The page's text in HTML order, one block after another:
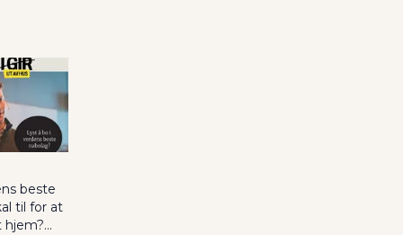
til et innlegg.
beste
til for at
hjem?